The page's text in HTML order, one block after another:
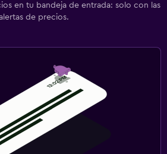
en tu bandeja de entrada: solo con las
de precios.